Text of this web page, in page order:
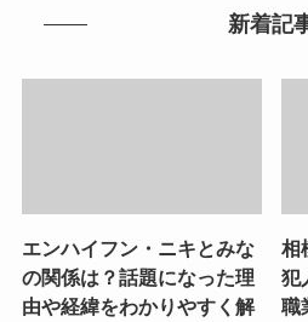
新着記
エンハイフン・ニキとみな
の関係は？話題になった理
由や経緯をわかりやすく解
相
犯
職